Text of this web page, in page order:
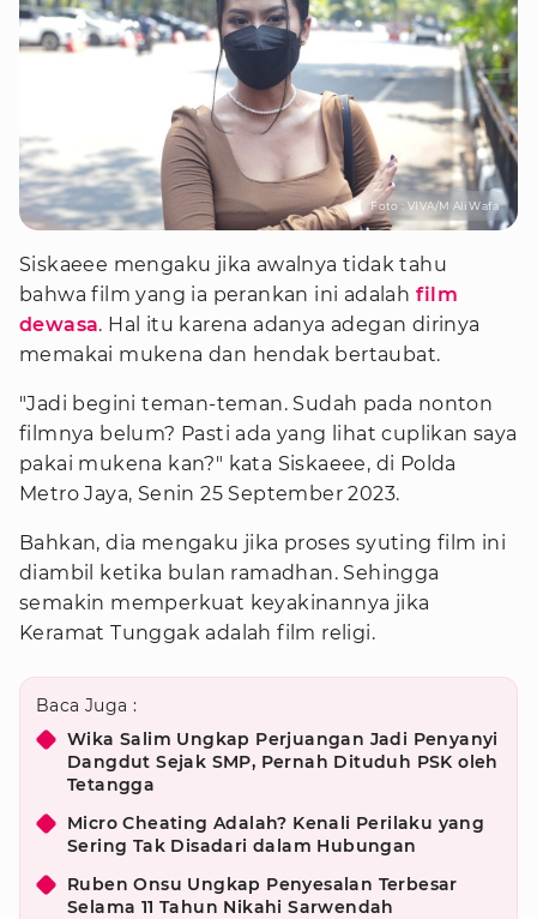
Foto : VIVA/M Ali Wafa
Siskaeee mengaku jika awalnya tidak tahu
bahwa film yang ia perankan ini adalah film
dewasa. Hal itu karena adanya adegan dirinya
memakai mukena dan hendak bertaubat.
"Jadi begini teman-teman. Sudah pada nonton
filmnya belum? Pasti ada yang lihat cuplikan saya
pakai mukena kan?" kata Siskaeee, di Polda
Metro Jaya, Senin 25 September 2023.
Bahkan, dia mengaku jika proses syuting film ini
diambil ketika bulan ramadhan. Sehingga
semakin memperkuat keyakinannya jika
Keramat Tunggak adalah film religi.
Baca Juga :
Wika Salim Ungkap Perjuangan Jadi Penyanyi
Dangdut Sejak SMP, Pernah Dituduh PSK oleh
Tetangga
Micro Cheating Adalah? Kenali Perilaku yang
Sering Tak Disadari dalam Hubungan
Ruben Onsu Ungkap Penyesalan Terbesar
Selama 11 Tahun Nikahi Sarwendah